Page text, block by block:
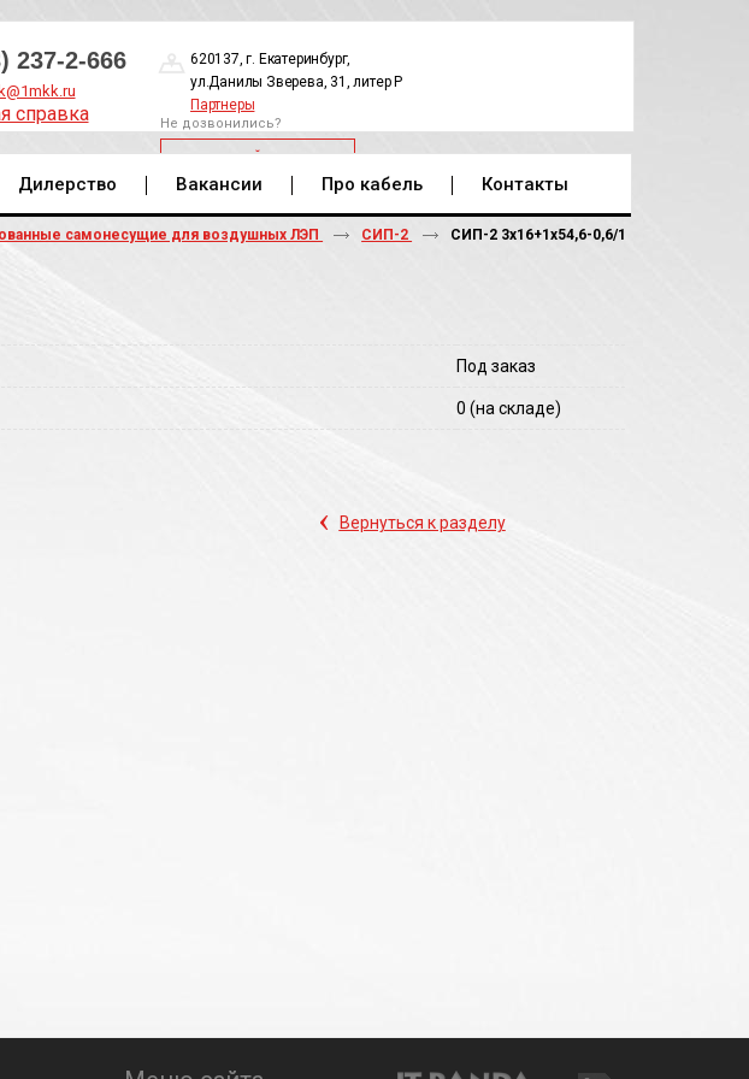
237-2-666
справка
620137, г. Екатеринбург,
ул.Данилы Зверева, 31, литер Р
Партнеры
Не дозвонились?
ОБРАТНЫЙ ЗВОНОК
Дилерство Вакансии Про кабель Контакты
самонесущие для воздушных ЛЭП СИП-2 СИП-2 3х16+1х54,6-0,6/1
Под заказ
0 (на складе)
‹ Вернуться к разделу